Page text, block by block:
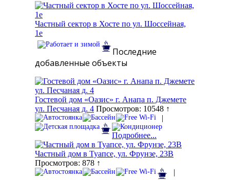
Частный сектор в Хосте по ул. Шоссейная,
1е
Последние
добавленные объекты
Гостевой дом «Оазис» г. Анапа п. Джемете
ул. Песчаная д. 4 Просмотров: 10548 ↑
|
Подробнее...
Частный дом в Туапсе, ул. Фрунзе, 23В
Просмотров: 878 ↑
|